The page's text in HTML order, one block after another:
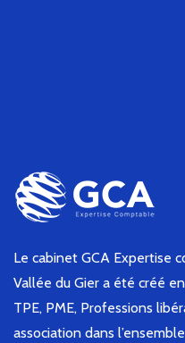
Le cabinet GCA Expertise
Vallée du Gier a été créé
TPE, PME, Professions
association dans